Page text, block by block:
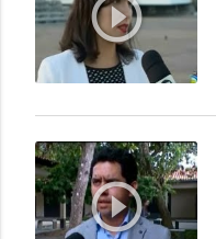
play_circle_outline
play_circle_outline